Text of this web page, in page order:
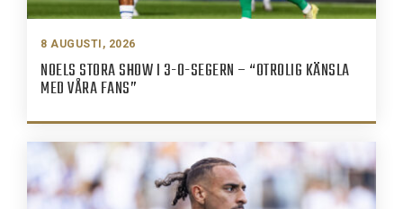
8 AUGUSTI, 2026
NOELS STORA SHOW I 3-0-SEGERN – “OTROLIG KÄNSLA
MED VÅRA FANS”